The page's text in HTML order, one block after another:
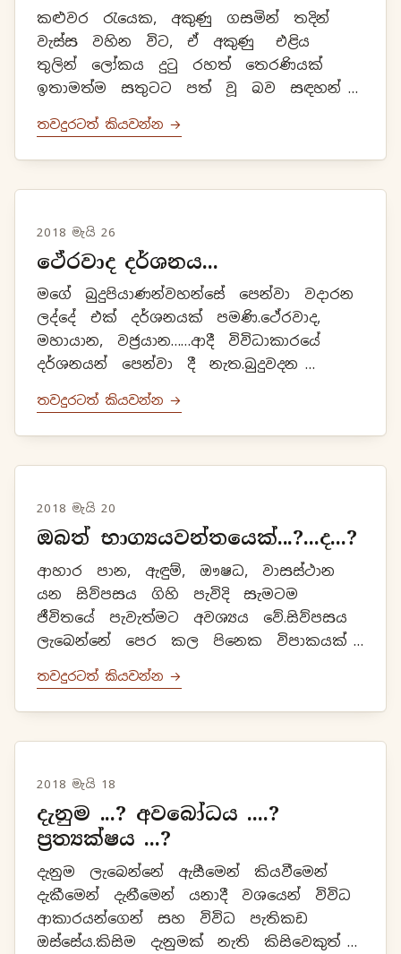
කළුවර රැයෙක, අකුණු ගසමින් තදින්
වැස්ස වහින විට, ඒ අකුණු එළිය
තුලින් ලෝකය දුටු රහත් තෙරණියක්
ඉතාමත්ම සතුටට පත් වූ බව සඳහන්
වී ඇත.අවිද්‍යාව නැමැති ඝන අඳුරෙහි
සිටිමින්, කෙලෙස් වැස්සට හැම ...
තවදුරටත් කියවන්න →
2018 මැයි 26
ථේරවාද දර්ශනය...
මගේ බුදුපියාණන්වහන්සේ පෙන්වා වදාරන
ලද්දේ එක් දර්ශනයක් පමණි.ථේරවාද,
මහායාන, වජ්‍රයාන……ආදී විවිධාකාරයේ
දර්ශනයන් පෙන්වා දී නැත.බුදුවදන
සත්‍යවූත් සැමකල්හිම පැවැතියාවූත් එකම
දර්ශනයකි.විවිධ වූ දර්ශන පෙන...
තවදුරටත් කියවන්න →
2018 මැයි 20
ඔබත් භාග්‍යයවන්තයෙක්...?...ද...?
ආහාර පාන, ඇඳුම්, ඖෂධ, වාසස්ථාන
යන සිව්පසය ගිහි පැවිදි සැමටම
ජීවිතයේ පැවැත්මට අවශ්‍යය වේ.සිව්පසය
ලැබෙන්නේ පෙර කල පිනෙක විපාකයක්
ලෙසිනි.එබැවින් ඒ පිළිබඳව විවිධ මට්ටම්
දැකිය හැකියි.ගිහි පිරිස ස...
තවදුරටත් කියවන්න →
2018 මැයි 18
දැනුම ...? අවබෝධය ....?
ප්‍රත්‍යක්ෂය ...?
දැනුම ලැබෙන්නේ ඇසීමෙන් කියවීමෙන්
දැකීමෙන් දැනීමෙන් යනාදී වශයෙන් විවිධ
ආකාරයන්ගෙන් සහ විවිධ පැතිකඩ
ඔස්සේය.කිසිම දැනුමක් නැති කිසිවෙකුත්